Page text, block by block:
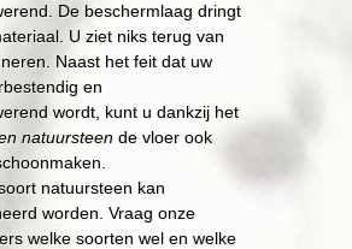
De beschermlaag dringt
U ziet niks terug van
Naast het feit dat uw
en
wordt, kunt u dankzij het
natuursteen de vloer ook
natuursteen kan
worden. Vraag onze
welke soorten wel en welke